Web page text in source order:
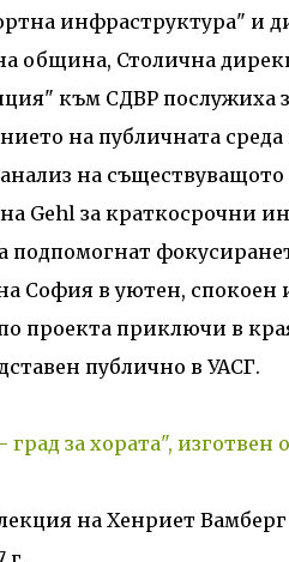
инфраструктура" и
община, Столична
към СДВР послужиха
на публичната
на
Gehl за краткосрочни
подпомогнат
София в уютен, спокоен
проекта приключи в
публично в УАСГ.
за хората", изготвен
на Хенриет Вамберг